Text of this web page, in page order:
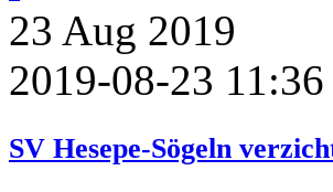
23 Aug 2019
2019-08-23 11:36
SV Hesepe-Sögeln